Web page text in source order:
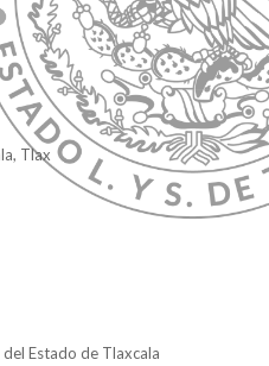
Tlax
Estado de Tlaxcala